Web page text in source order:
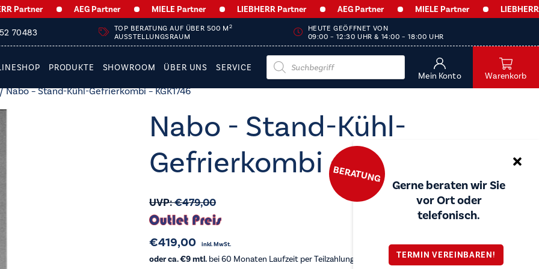
AEG Partner MIELE Partner LIEBHERR Partner AEG Partner MIELE Partner LIEBHERR
70483 TOP BERATUNG AUF ÜBER 500 M 2
AUSSTELLUNGSRAUM
HEUTE GEÖFFNET VON
09:00 – 12:30 UHR & 14:00 – 18:00 UHR
PRODUKTE SHOWROOM ÜBER UNS SERVICE
Products
search
Mein Konto Warenkorb
BERATUNG
Gerne beraten wir Sie
vor Ort oder
telefonisch.
TERMIN VEREINBAREN!
Nabo – Stand-Kühl-Gefrierkombi – KGK1746
Nabo - Stand-Kühl-
Gefrierkombi - KGK1746
UVP:€479,00
€419,00 inkl. MwSt.
oder ca. €9 mtl.bei 60 Monaten Laufzeit per Teilzahlung